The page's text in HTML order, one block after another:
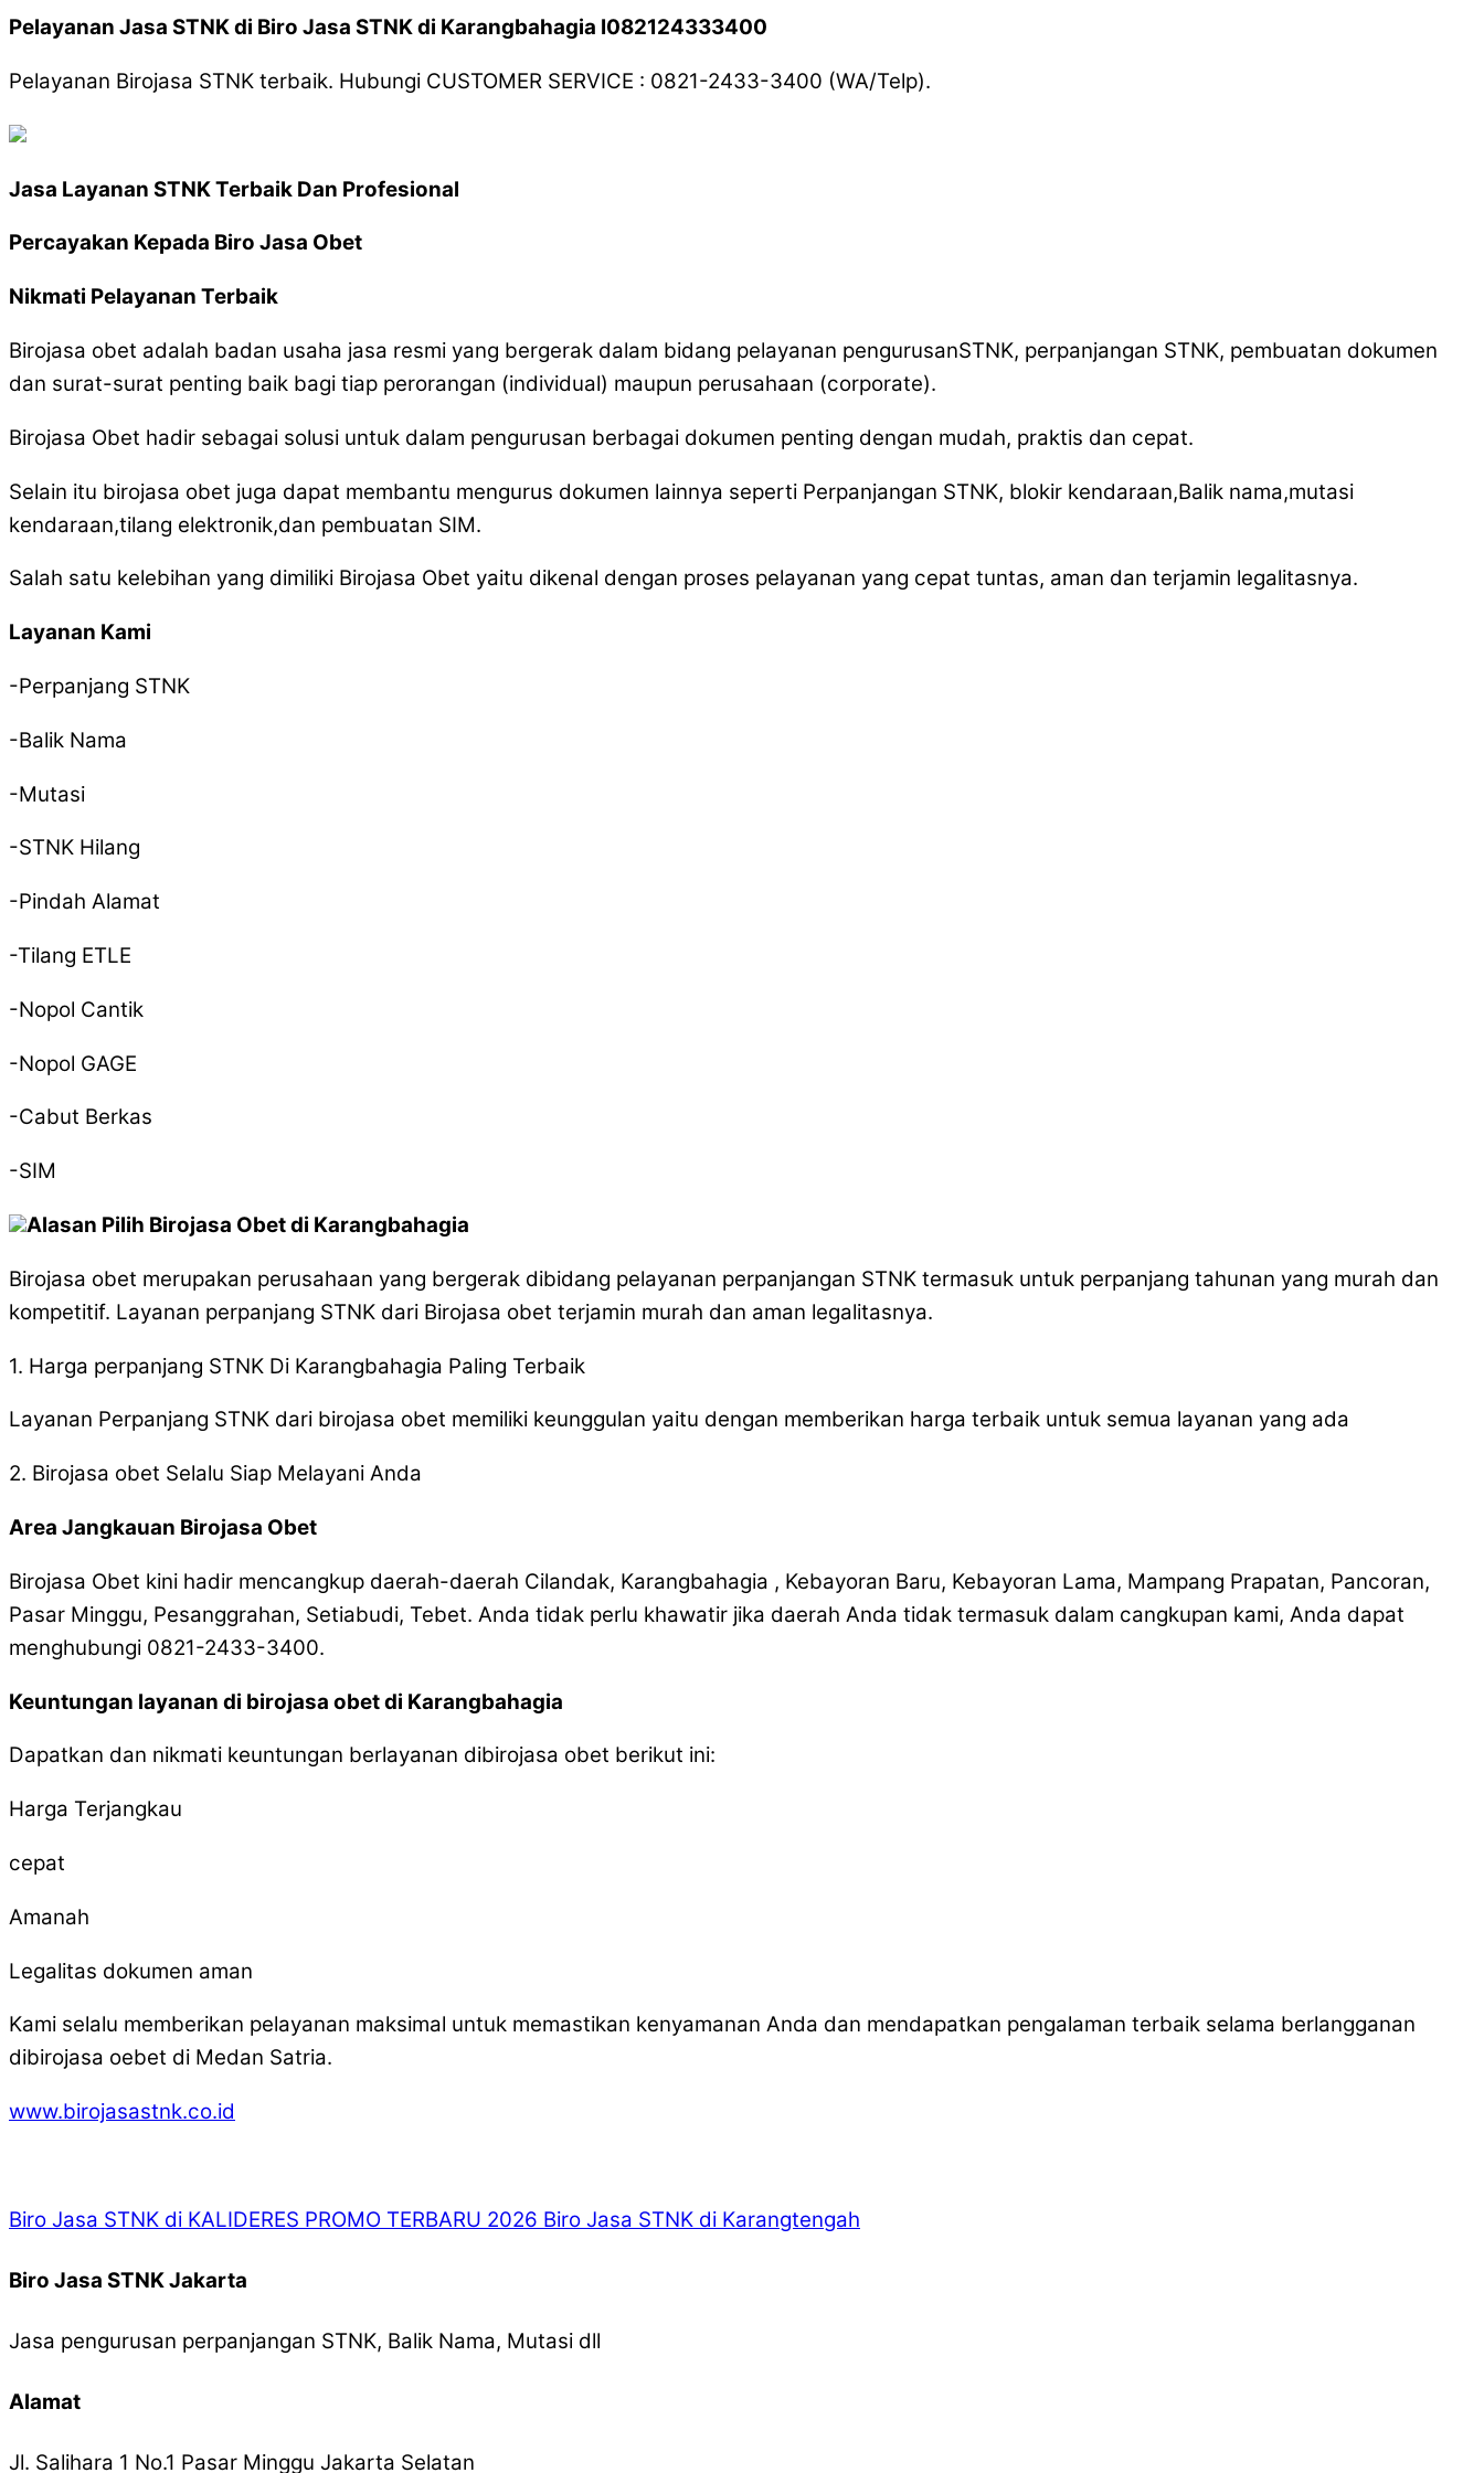
Pelayanan Jasa STNK di Biro Jasa STNK di Karangbahagia I082124333400
Pelayanan Birojasa STNK terbaik. Hubungi CUSTOMER SERVICE : 0821-2433-3400 (WA/Telp).
Jasa Layanan STNK Terbaik Dan Profesional
Percayakan Kepada Biro Jasa Obet
Nikmati Pelayanan Terbaik
Birojasa obet adalah badan usaha jasa resmi yang bergerak dalam bidang pelayanan pengurusanSTNK, perpanjangan STNK, pembuatan dokumen
dan surat-surat penting baik bagi tiap perorangan (individual) maupun perusahaan (corporate).
Birojasa Obet hadir sebagai solusi untuk dalam pengurusan berbagai dokumen penting dengan mudah, praktis dan cepat.
Selain itu birojasa obet juga dapat membantu mengurus dokumen lainnya seperti Perpanjangan STNK, blokir kendaraan,Balik nama,mutasi
kendaraan,tilang elektronik,dan pembuatan SIM.
Salah satu kelebihan yang dimiliki Birojasa Obet yaitu dikenal dengan proses pelayanan yang cepat tuntas, aman dan terjamin legalitasnya.
Layanan Kami
-Perpanjang STNK
-Balik Nama
-Mutasi
-STNK Hilang
-Pindah Alamat
-Tilang ETLE
-Nopol Cantik
-Nopol GAGE
-Cabut Berkas
-SIM
Alasan Pilih Birojasa Obet di Karangbahagia
Birojasa obet merupakan perusahaan yang bergerak dibidang pelayanan perpanjangan STNK termasuk untuk perpanjang tahunan yang murah dan
kompetitif. Layanan perpanjang STNK dari Birojasa obet terjamin murah dan aman legalitasnya.
1. Harga perpanjang STNK Di Karangbahagia Paling Terbaik
Layanan Perpanjang STNK dari birojasa obet memiliki keunggulan yaitu dengan memberikan harga terbaik untuk semua layanan yang ada
2. Birojasa obet Selalu Siap Melayani Anda
Area Jangkauan Birojasa Obet
Birojasa Obet kini hadir mencangkup daerah-daerah Cilandak, Karangbahagia , Kebayoran Baru, Kebayoran Lama, Mampang Prapatan, Pancoran,
Pasar Minggu, Pesanggrahan, Setiabudi, Tebet. Anda tidak perlu khawatir jika daerah Anda tidak termasuk dalam cangkupan kami, Anda dapat
menghubungi 0821-2433-3400.
Keuntungan layanan di birojasa obet di Karangbahagia
Dapatkan dan nikmati keuntungan berlayanan dibirojasa obet berikut ini:
Harga Terjangkau
cepat
Amanah
Legalitas dokumen aman
Kami selalu memberikan pelayanan maksimal untuk memastikan kenyamanan Anda dan mendapatkan pengalaman terbaik selama berlangganan
dibirojasa oebet di Medan Satria.
www.birojasastnk.co.id
Biro Jasa STNK di KALIDERES PROMO TERBARU 2026 Biro Jasa STNK di Karangtengah
Biro Jasa STNK Jakarta
Jasa pengurusan perpanjangan STNK, Balik Nama, Mutasi dll
Alamat
Jl. Salihara 1 No.1 Pasar Minggu Jakarta Selatan